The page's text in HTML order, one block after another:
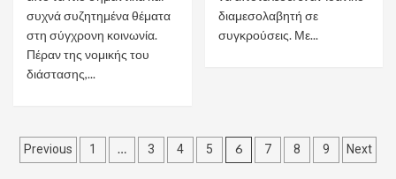
συχνά συζητημένα θέματα
στη σύγχρονη κοινωνία.
Πέραν της νομικής του
διάστασης,...
διαμεσολαβητή σε
συγκρούσεις. Με...
Posts
Previous 1 … 3 4 5 6 7 8 9 Next